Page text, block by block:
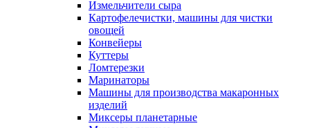
Измельчители сыра
Картофелечистки, машины для чистки
овощей
Конвейеры
Куттеры
Ломтерезки
Маринаторы
Машины для производства макаронных
изделий
Миксеры планетарные